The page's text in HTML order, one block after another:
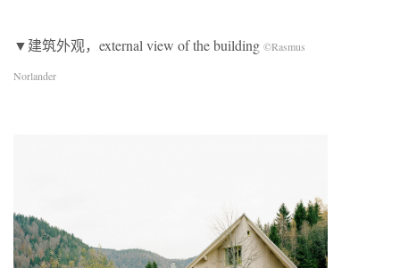
▼建筑外观，external view of the building ©Rasmus
Norlander